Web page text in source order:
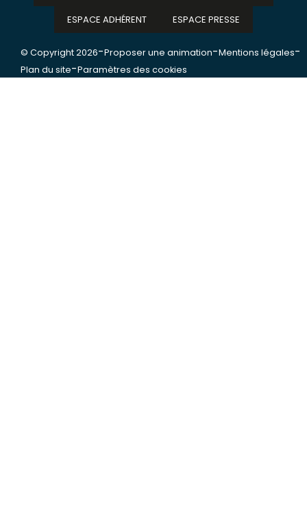
© Copyright 2026-Proposer une animation-Mentions légales-
Plan du site-Paramètres des cookies
ESPACE ADHÉRENT ESPACE PRESSE